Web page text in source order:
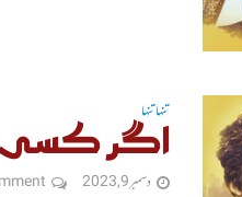
تنہا تنہا
اگر کسی
دسمبر 9, 2023